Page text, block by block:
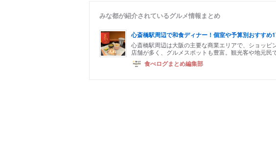
みな都が紹介されているグルメ情報まとめ
心斎橋駅周辺で和食ディナー！個室や予算別おすすめ
心斎橋駅周辺は大阪の主要な商業エリアで、ショッ
店舗が多く、グルメスポットも豊富。観光客や地元民
食べログまとめ編集部